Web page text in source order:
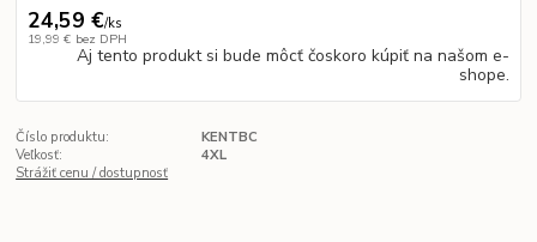
24,59 €/ks
19,99 € bez DPH
Aj tento produkt si bude môcť čoskoro kúpiť na našom e-
shope.
Číslo produktu:
KENTBC
Veľkosť:
4XL
Strážiť cenu / dostupnosť